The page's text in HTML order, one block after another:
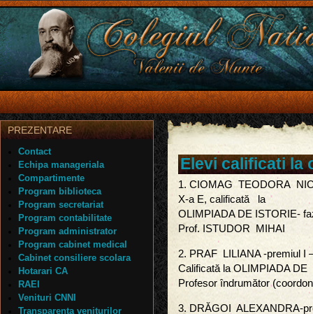
Elevi calificati la
1. CIOMAG TEODORA
X-a E, calificată la
OLIMPIADA DE ISTORIE-
Prof. ISTUDOR MIHAI
2. PRAF LILIANA -premiul I
Calificată la OLIMPIADA DE
Profesor îndrumător
3. DRĂGOI ALEXANDRA-
PREZENTARE
Contact
Echipa manageriala
Compartimente
Program biblioteca
Program secretariat
Program contabilitate
Program administrator
Program cabinet medical
Cabinet consiliere scolara
Hotarari CA
RAEI
Venituri CNNI
Transparenta veniturilor